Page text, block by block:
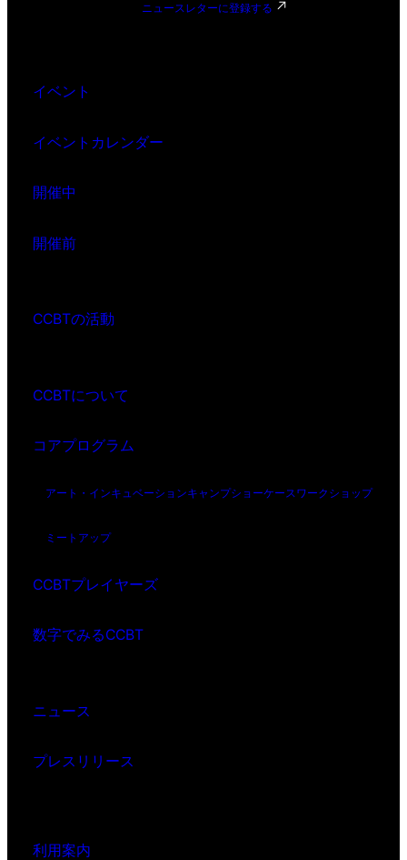
ニュースレターに登録する
イベント
イベントカレンダー
開催中
開催前
CCBTの活動
CCBTについて
コアプログラム
アート・インキュベーションキャンプショーケースワークショップ
ミートアップ
CCBTプレイヤーズ
数字でみるCCBT
ニュース
プレスリリース
利用案内